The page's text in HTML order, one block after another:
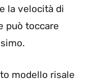
la velocità di
può toccare
modello risale